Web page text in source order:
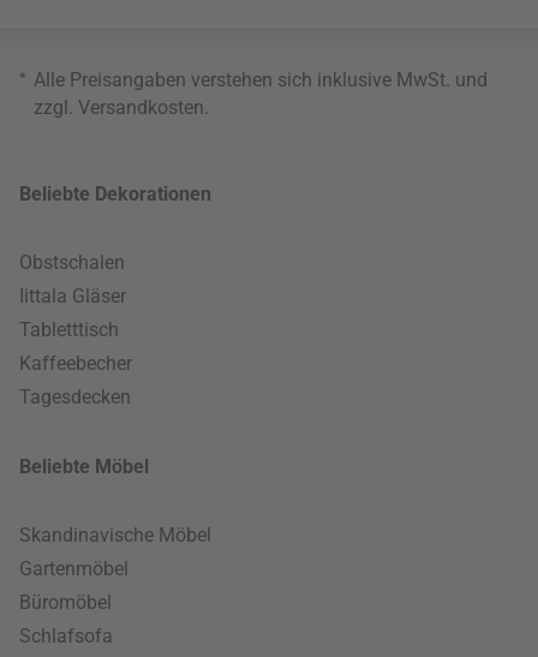
* Alle Preisangaben verstehen sich inklusive MwSt. und
zzgl. Versandkosten.
Beliebte Dekorationen
Obstschalen
Iittala Gläser
Tabletttisch
Kaffeebecher
Tagesdecken
Beliebte Möbel
Skandinavische Möbel
Gartenmöbel
Büromöbel
Schlafsofa